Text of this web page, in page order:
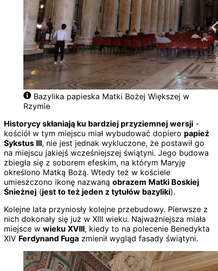
Bazylika papieska Matki Bożej Większej w
Rzymie
Historycy skłaniają ku bardziej przyziemnej wersji -
kościół w tym miejscu miał wybudować dopiero papież
Sykstus III, nie jest jednak wykluczone, że postawił go
na miejscu jakiejś wcześniejszej świątyni. Jego budowa
zbiegła się z soborem efeskim, na którym Maryję
określono Matką Bożą. Wtedy też w kościele
umieszczono ikonę nazwaną obrazem Matki Boskiej
Śnieżnej (jest to też jeden z tytułów bazyliki).
Kolejne lata przyniosły kolejne przebudowy. Pierwsze z
nich dokonały się już w XIII wieku. Najważniejsza miała
miejsce w wieku XVIII, kiedy to na polecenie Benedykta
XIV Ferdynand Fuga zmienił wygląd fasady świątyni.